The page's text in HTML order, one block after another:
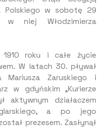
Polskiego w sobotę 29
w niej Włodzimierza
roku i całe życie
W latach 30. pływał
Mariusza Zaruskiego i
w gdyńskim „Kurierze
aktywnym działaczem
a po jego
prezesem. Zasłynął